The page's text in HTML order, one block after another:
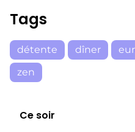
Tags
détente dîner
zen
Ce soir